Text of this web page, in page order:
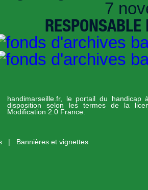
7
handimarseille.fr, le portail du handicap
disposition selon les termes de la
Modification 2.0 France.
Bannières et vignettes